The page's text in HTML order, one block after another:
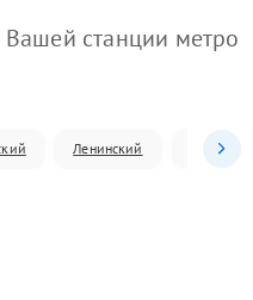
станции метро
Ленинский